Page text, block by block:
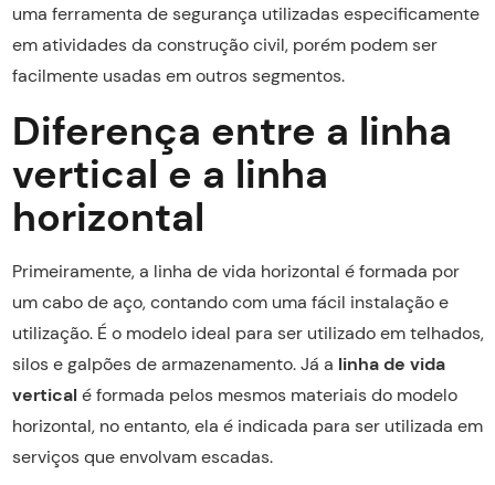
uma ferramenta de segurança utilizadas especificamente
em atividades da construção civil, porém podem ser
facilmente usadas em outros segmentos.
Diferença entre a linha
vertical e a linha
horizontal
Primeiramente, a linha de vida horizontal é formada por
um cabo de aço, contando com uma fácil instalação e
utilização. É o modelo ideal para ser utilizado em telhados,
silos e galpões de armazenamento. Já a linha de vida
vertical é formada pelos mesmos materiais do modelo
horizontal, no entanto, ela é indicada para ser utilizada em
serviços que envolvam escadas.